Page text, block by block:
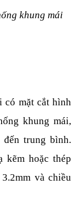
khung mái
có mặt cắt hình
khung mái,
trung bình.
kẽm hoặc thép
và chiều